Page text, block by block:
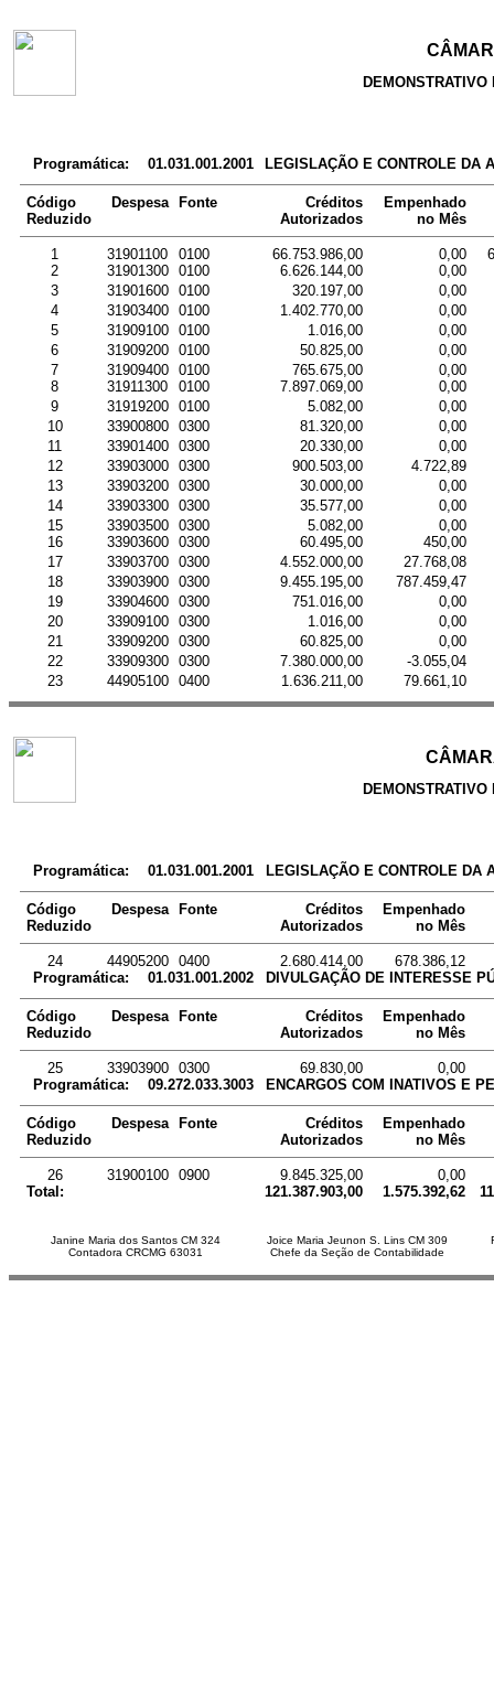
Programática: 01.031.001.2001 LEGISLAÇÃO E CONTROLE DA
Código
Reduzido
Despesa Fonte
Créditos
Autorizados
Empenhado
no Mês
1 31901100 0100 66.753.986,00 0,00
2
31901300 0100 6.626.144,00
0,00
3
31901600 0100 320.197,00
0,00
4
31903400 0100 1.402.770,00
0,00
5
31909100 0100 1.016,00
0,00
6
31909200 0100 50.825,00
0,00
7
31909400 0100 765.675,00
0,00
8
31911300 0100 7.897.069,00
0,00
9
31919200 0100 5.082,00
0,00
10
33900800 0300 81.320,00
0,00
11
33901400 0300 20.330,00
0,00
12
33903000 0300 900.503,00
4.722,89
13
33903200 0300 30.000,00
0,00
14
33903300 0300 35.577,00
0,00
15
33903500 0300 5.082,00
0,00
16
33903600 0300 60.495,00
450,00
17
33903700 0300 4.552.000,00
27.768,08
18
33903900 0300 9.455.195,00
787.459,47
19
33904600 0300 751.016,00
0,00
20
33909100 0300 1.016,00
0,00
21
33909200 0300 60.825,00
0,00
22
33909300 0300 7.380.000,00
-3.055,04
23
44905100 0400 1.636.211,00 79.661,10
Programática: 01.031.001.2001 LEGISLAÇÃO E CONTROLE DA
Código
Reduzido
Despesa Fonte
Créditos
Autorizados
Empenhado
no Mês
24 44905200 0400 2.680.414,00
678.386,12
Programática:
01.031.001.2002 DIVULGAÇÃO DE INTERESSE
Código
Reduzido
Despesa Fonte
Créditos
Autorizados
Empenhado
no Mês
25 33903900 0300 69.830,00
0,00
Programática:
09.272.033.3003 ENCARGOS COM INATIVOS E
Código
Reduzido
Despesa Fonte
Créditos
Autorizados
Empenhado
no Mês
26 31900100 0900 9.845.325,00
0,00
Total:
121.387.903,00 1.575.392,62
Janine Maria dos Santos CM 324 Joice Maria Jeunon S. Lins CM 309
Contadora CRCMG 63031
Chefe da Seção de Contabilidade